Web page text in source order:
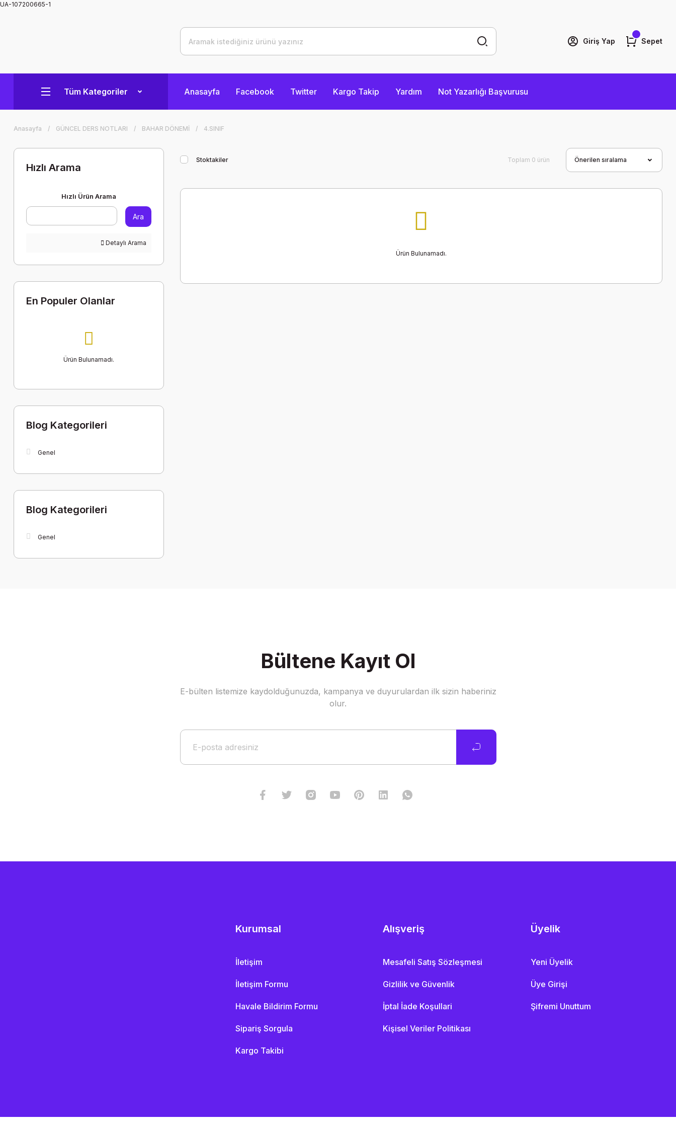
UA-107200665-1
Giriş Yap Sepet
Tüm Kategoriler Anasayfa Facebook Twitter Kargo Takip Yardım Not Yazarlığı Başvurusu
Anasayfa GÜNCEL DERS NOTLARI BAHAR DÖNEMİ 4.SINIF
Hızlı Arama
Hızlı Ürün Arama
Ara
Detaylı Arama
En Populer Olanlar
Ürün Bulunamadı.
Blog Kategorileri
Genel
Blog Kategorileri
Genel
Stoktakiler Toplam 0 ürün
Ürün Bulunamadı.
Bültene Kayıt Ol
E-bülten listemize kaydolduğunuzda, kampanya ve duyurulardan ilk sizin haberiniz
olur.
Kurumsal
İletişim
İletişim Formu
Havale Bildirim Formu
Sipariş Sorgula
Kargo Takibi
Alışveriş
Mesafeli Satış Sözleşmesi
Gizlilik ve Güvenlik
İptal İade Koşullari
Kişisel Veriler Politikası
Üyelik
Yeni Üyelik
Üye Girişi
Şifremi Unuttum